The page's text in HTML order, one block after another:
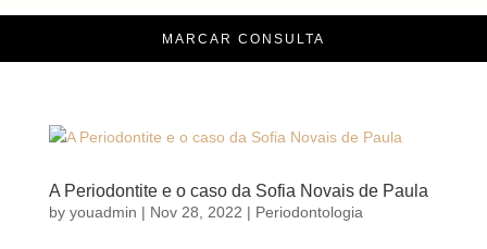
MARCAR CONSULTA
A Periodontite e o caso da Sofia Novais de Paula
by youadmin | Nov 28, 2022 | Periodontologia